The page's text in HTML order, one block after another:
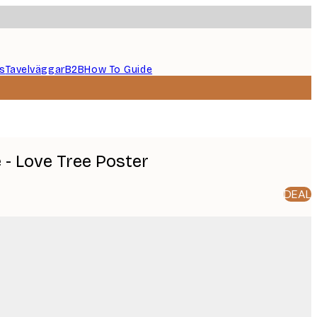
TavelväggarB2BHow To Guide
Love Tree Poster
DEAL